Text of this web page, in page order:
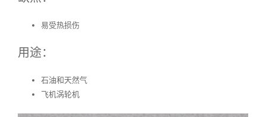
易受热损伤
用途：
石油和天然气
飞机涡轮机